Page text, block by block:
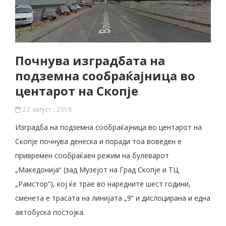
Почнува изградбата на
подземна сообраќајница во
центарот на Скопје
22 август , 2018
Изградба на подземна сообраќајница во центарот на
Скопје почнува денеска и поради тоа воведен е
привремен сообраќаен режим на булеварот
„Македонија“ (зад Музејот на Град Скопје и ТЦ
„Рамстор“), кој ќе трае во наредните шест години,
сменета е трасата на линијата „9“ и дислоцирана и една
автобуска постојка.